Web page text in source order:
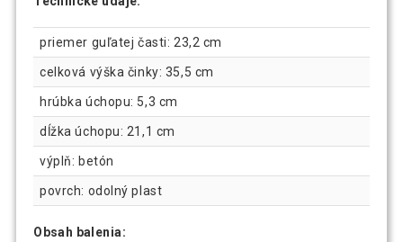
priemer guľatej časti: 23,2 cm
celková výška činky: 35,5 cm
hrúbka úchopu: 5,3 cm
dĺžka úchopu: 21,1 cm
výplň: betón
povrch: odolný plast
Obsah balenia: